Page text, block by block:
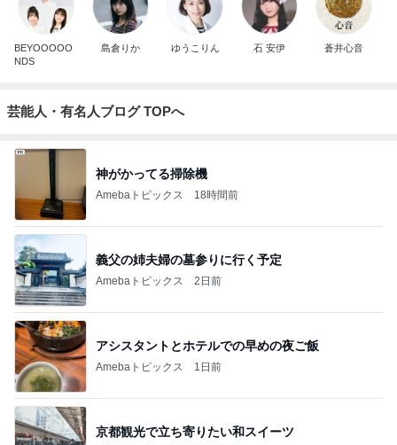
BEYOOOOO
NDS
島倉りか ゆうこりん 石 安伊 蒼井心音
芸能人・有名人ブログ TOPへ
神がかってる掃除機
Amebaトピックス 18時間前
義父の姉夫婦の墓参りに行く予定
Amebaトピックス 2日前
アシスタントとホテルでの早めの夜ご飯
Amebaトピックス 1日前
京都観光で立ち寄りたい和スイーツ